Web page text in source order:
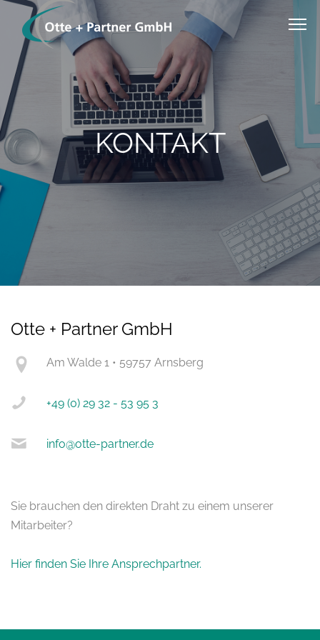
KONTAKT
Otte + Partner GmbH
Am Walde 1 • 59757 Arnsberg
+49 (0) 29 32 - 53 95 3
info@otte-partner.de
Sie brauchen den direkten Draht zu einem unserer
Mitarbeiter?
Hier finden Sie Ihre Ansprechpartner.